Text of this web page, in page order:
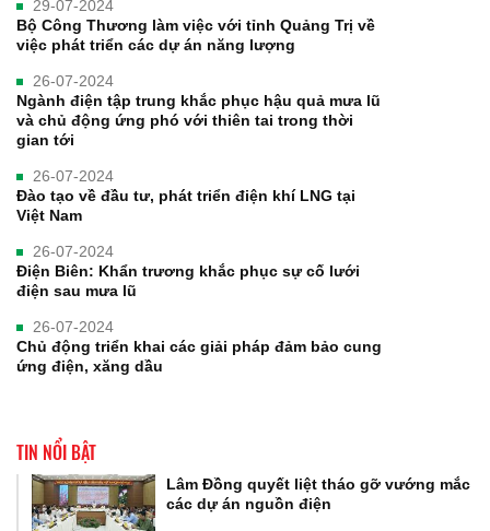
29-07-2024
Bộ Công Thương làm việc với tỉnh Quảng Trị về
việc phát triển các dự án năng lượng
26-07-2024
Ngành điện tập trung khắc phục hậu quả mưa lũ
và chủ động ứng phó với thiên tai trong thời
gian tới
26-07-2024
Đào tạo về đầu tư, phát triển điện khí LNG tại
Việt Nam
26-07-2024
Điện Biên: Khẩn trương khắc phục sự cố lưới
điện sau mưa lũ
26-07-2024
Chủ động triển khai các giải pháp đảm bảo cung
ứng điện, xăng dầu
TIN NỔI BẬT
Lâm Đồng quyết liệt tháo gỡ vướng mắc
các dự án nguồn điện